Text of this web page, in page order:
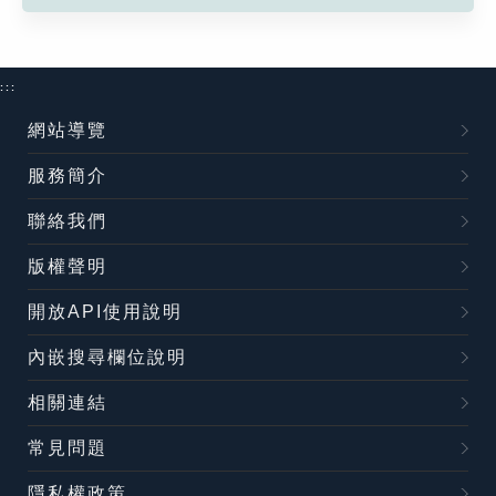
:::
網站導覽
服務簡介
聯絡我們
版權聲明
開放API使用說明
內嵌搜尋欄位說明
相關連結
常見問題